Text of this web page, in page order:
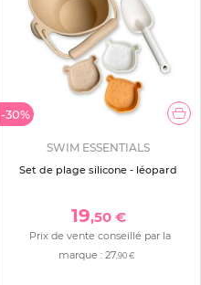
-30%
SWIM ESSENTIALS
Set de plage silicone - léopard
19,50 €
Prix de vente conseillé par la
marque : 27,90 €